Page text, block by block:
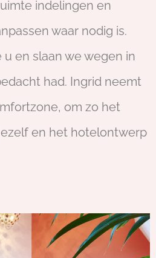
indelingen en
waar nodig is.
u en slaan we wegen in
had. Ingrid neemt
om zo het
en het hotelontwerp